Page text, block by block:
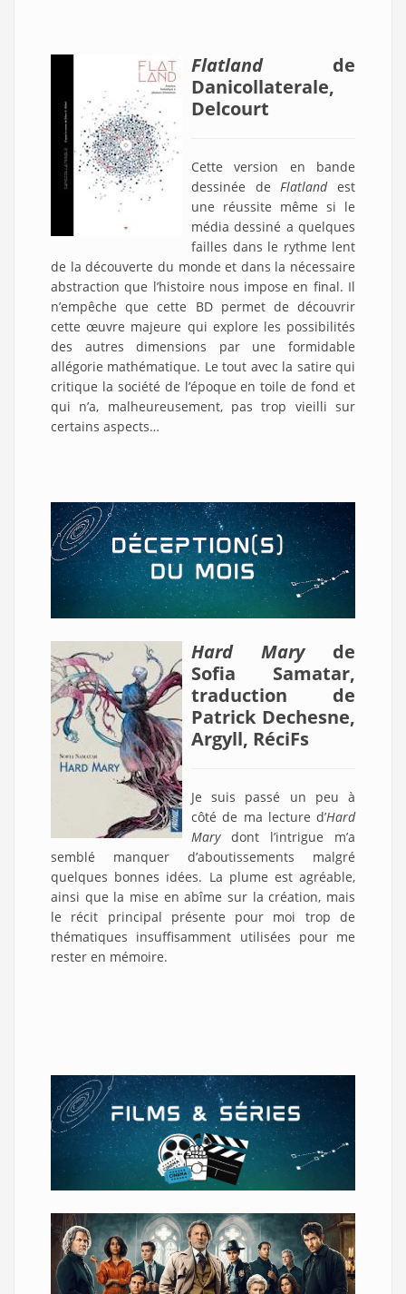
Flatland
de
Danicollaterale,
Delcourt
Cette version en bande
dessinée de Flatlandest
une réussite même si le
média dessiné a quelques
failles dans le rythme lent
de la découverte du monde et dans la nécessaire
abstraction que l’histoire nous impose en final. Il
n’empêche que cette BD permet de découvrir
cette œuvre majeure qui explore les possibilités
des autres dimensions par une formidable
allégorie mathématique. Le tout avec la satire qui
critique la société de l’époque en toile de fond et
qui n’a, malheureusement, pas trop vieilli sur
certains aspects…
Hard Maryde
Sofia Samatar,
traduction de
Patrick Dechesne,
Argyll, RéciFs
Je suis passé un peu à
côté de ma lecture d’Hard
Mary dont l’intrigue m’a
semblé manquer d’aboutissements malgré
quelques bonnes idées. La plume est agréable,
ainsi que la mise en abîme sur la création, mais
le récit principal présente pour moi trop de
thématiques insuffisamment utilisées pour me
rester en mémoire.